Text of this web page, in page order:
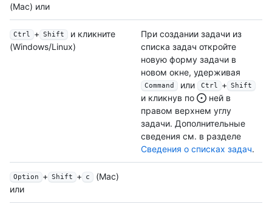
(Mac) или
Ctrl + Shift
и кликните
(Windows/Linux)
При создании задачи из
списка задач откройте
новую форму задачи в
новом окне, удерживая
Command или Ctrl + Shift
и кликнув по
ней в
правом верхнем углу
задачи. Дополнительные
сведения см. в разделе
Сведения о списках задач.
Option + Shift + c
(Mac)
или